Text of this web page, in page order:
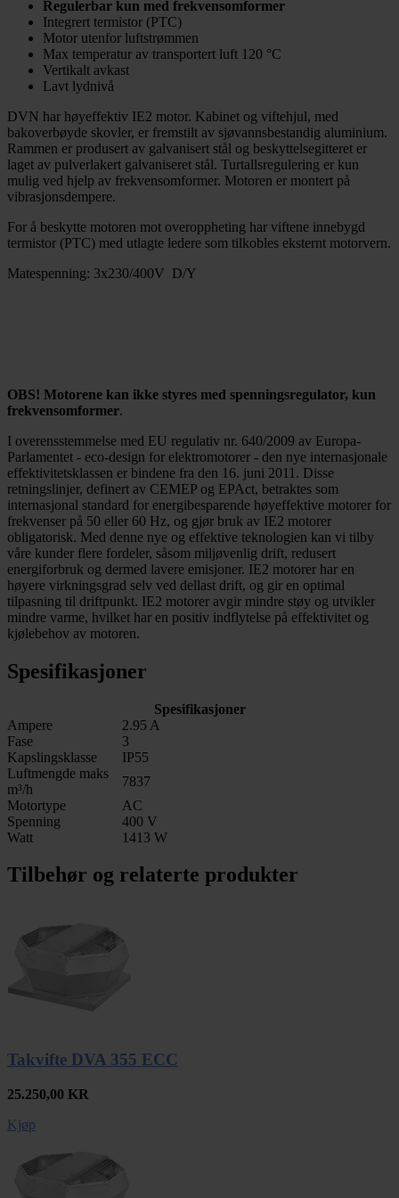
Regulerbar kun med frekvensomformer
Integrert termistor (PTC)
Motor utenfor luftstrømmen
Max temperatur av transportert luft 120 °C
Vertikalt avkast
Lavt lydnivå
DVN har høyeffektiv IE2 motor. Kabinet og viftehjul, med
bakoverbøyde skovler, er fremstilt av sjøvannsbestandig aluminium.
Rammen er produsert av galvanisert stål og beskyttelsegitteret er
laget av pulverlakert galvaniseret stål. Turtallsregulering er kun
mulig ved hjelp av frekvensomformer. Motoren er montert på
vibrasjonsdempere.
For å beskytte motoren mot overoppheting har viftene innebygd
termistor (PTC) med utlagte ledere som tilkobles eksternt motorvern.
Matespenning: 3x230/400V D/Y
OBS! Motorene kan ikke styres med spenningsregulator, kun
frekvensomformer.
I overensstemmelse med EU regulativ nr. 640/2009 av Europa-
Parlamentet - eco-design for elektromotorer - den nye internasjonale
effektivitetsklassen er bindene fra den 16. juni 2011. Disse
retningslinjer, definert av CEMEP og EPAct, betraktes som
internasjonal standard for energibesparende høyeffektive motorer for
frekvenser på 50 eller 60 Hz, og gjør bruk av IE2 motorer
obligatorisk. Med denne nye og effektive teknologien kan vi tilby
våre kunder flere fordeler, såsom miljøvenlig drift, redusert
energiforbruk og dermed lavere emisjoner. IE2 motorer har en
høyere virkningsgrad selv ved dellast drift, og gir en optimal
tilpasning til driftpunkt. IE2 motorer avgir mindre støy og utvikler
mindre varme, hvilket har en positiv indflytelse på effektivitet og
kjølebehov av motoren.
Spesifikasjoner
Spesifikasjoner
Ampere
2.95 A
Fase
3
Kapslingsklasse
IP55
Luftmengde maks
m³/h
7837
Motortype
AC
Spenning
400 V
Watt
1413 W
Tilbehør og relaterte produkter
Takvifte DVA 355 ECC
25.250,00 KR
Kjøp